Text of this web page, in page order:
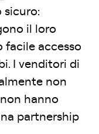
sicuro:
il loro
facile accesso
I venditori di
non
hanno
partnership